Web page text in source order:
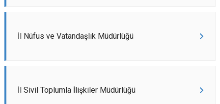
İl Nüfus ve Vatandaşlık Müdürlüğü
İl Sivil Toplumla İlişkiler Müdürlüğü